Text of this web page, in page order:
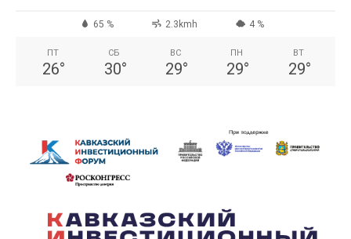
65 % 2.3kmh 4 %
ПТ
26°
СБ
30°
ВС
29°
ПН
29°
ВТ
29°